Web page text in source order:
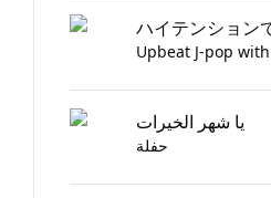
ハイテンション
يا شهر الخيرات
حفلة